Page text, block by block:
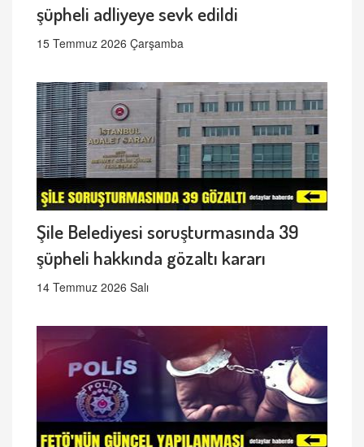
şüpheli adliyeye sevk edildi
15 Temmuz 2026 Çarşamba
Şile Belediyesi soruşturmasında 39
şüpheli hakkında gözaltı kararı
14 Temmuz 2026 Salı